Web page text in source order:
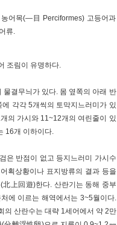
어목(―目 Perciformes) 고등어과
류.
조림이 유명하다.
결무늬가 있다. 몸 옆쪽의 아래 반
각각 5개씩의 토막지느러미가 있
의 가시와 11~12개의 여린줄이 있
16개 이하이다.
은 반점이 없고 등지느러미 가시수
획상황이나 표지방류의 결과 등을
北上回遊)한다. 산란기는 동해 중부
에 이르는 해역에서는 3~5월이다.
의 산란수는 대략 1세어에서 약 2만